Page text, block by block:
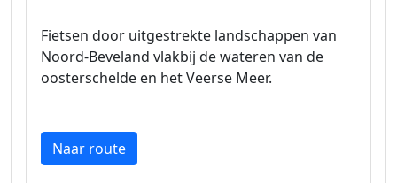
Fietsen door uitgestrekte landschappen van
Noord-Beveland vlakbij de wateren van de
oosterschelde en het Veerse Meer.
Naar route